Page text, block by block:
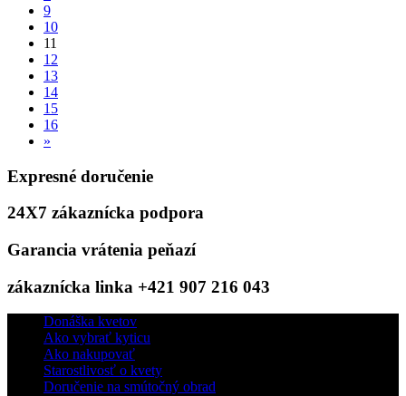
9
10
11
12
13
14
15
16
»
Expresné doručenie
24X7 zákaznícka podpora
Garancia vrátenia peňazí
zákaznícka linka +421 907 216 043
Donáška kvetov
Ako vybrať kyticu
Ako nakupovať
Starostlivosť o kvety
Doručenie na smútočný obrad